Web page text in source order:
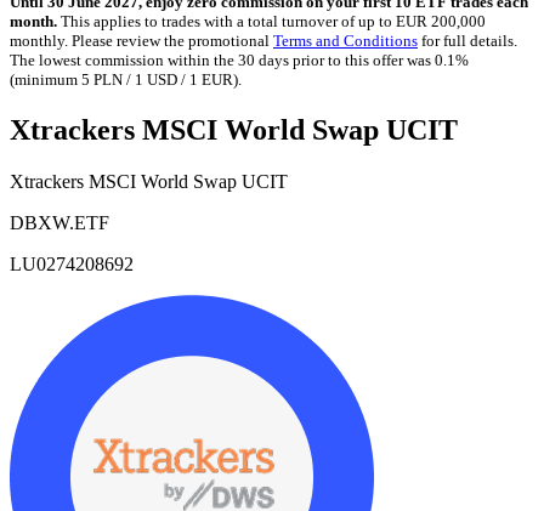
month. This applies to trades with a total turnover of up to EUR 200,000
monthly. Please review the promotional Terms and Conditions for full details.
The lowest commission within the 30 days prior to this offer was 0.1%
(minimum 5 PLN / 1 USD / 1 EUR).
Xtrackers MSCI World Swap UCIT
Xtrackers MSCI World Swap UCIT
DBXW.ETF
LU0274208692